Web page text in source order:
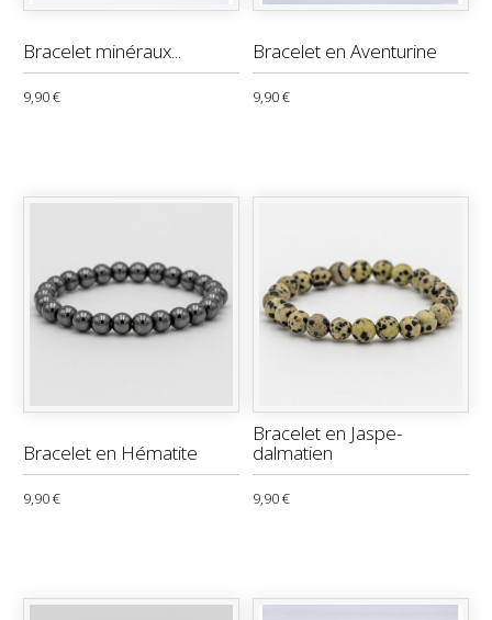
Bracelet minéraux...
9,90 €
Bracelet en Aventurine
9,90 €
Bracelet en Hématite
9,90 €
Bracelet en Jaspe-
dalmatien
9,90 €